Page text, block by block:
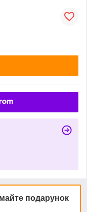
подарунок